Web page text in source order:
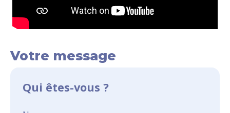
Votre message
Qui êtes-vous ?